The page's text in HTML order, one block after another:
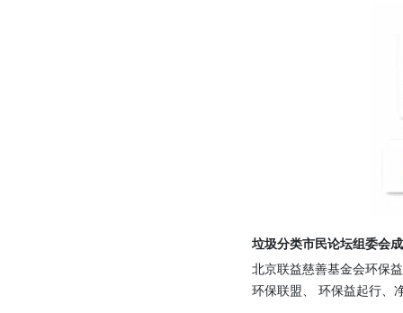
垃圾分类市民论坛组委会
北京联益慈善基金会环保
环保联盟、 环保益起行、